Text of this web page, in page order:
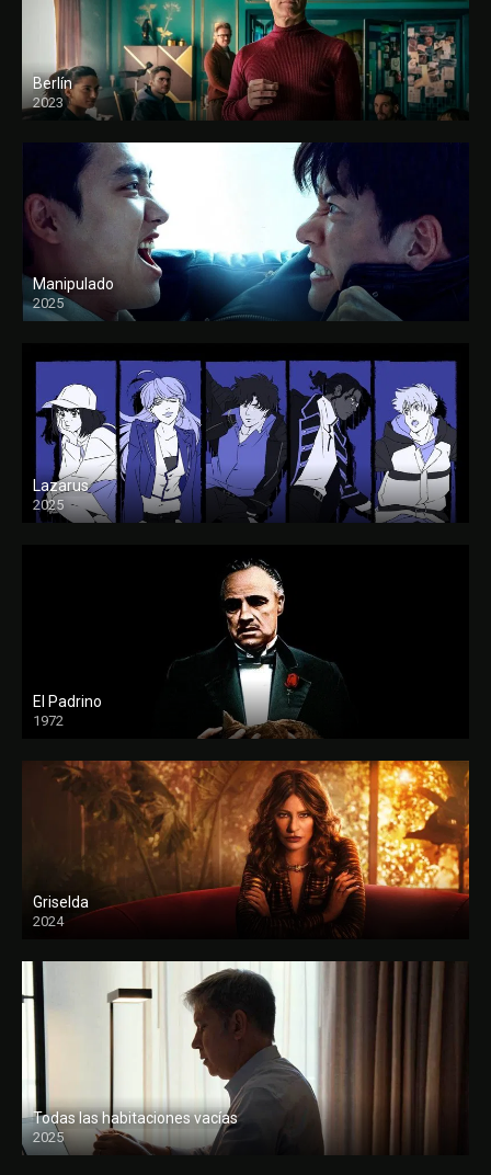
Berlín
2023
Manipulado
2025
Lazarus
2025
El Padrino
1972
FULL HD
Griselda
2024
Todas las habitaciones vacías
2025
FULL HD